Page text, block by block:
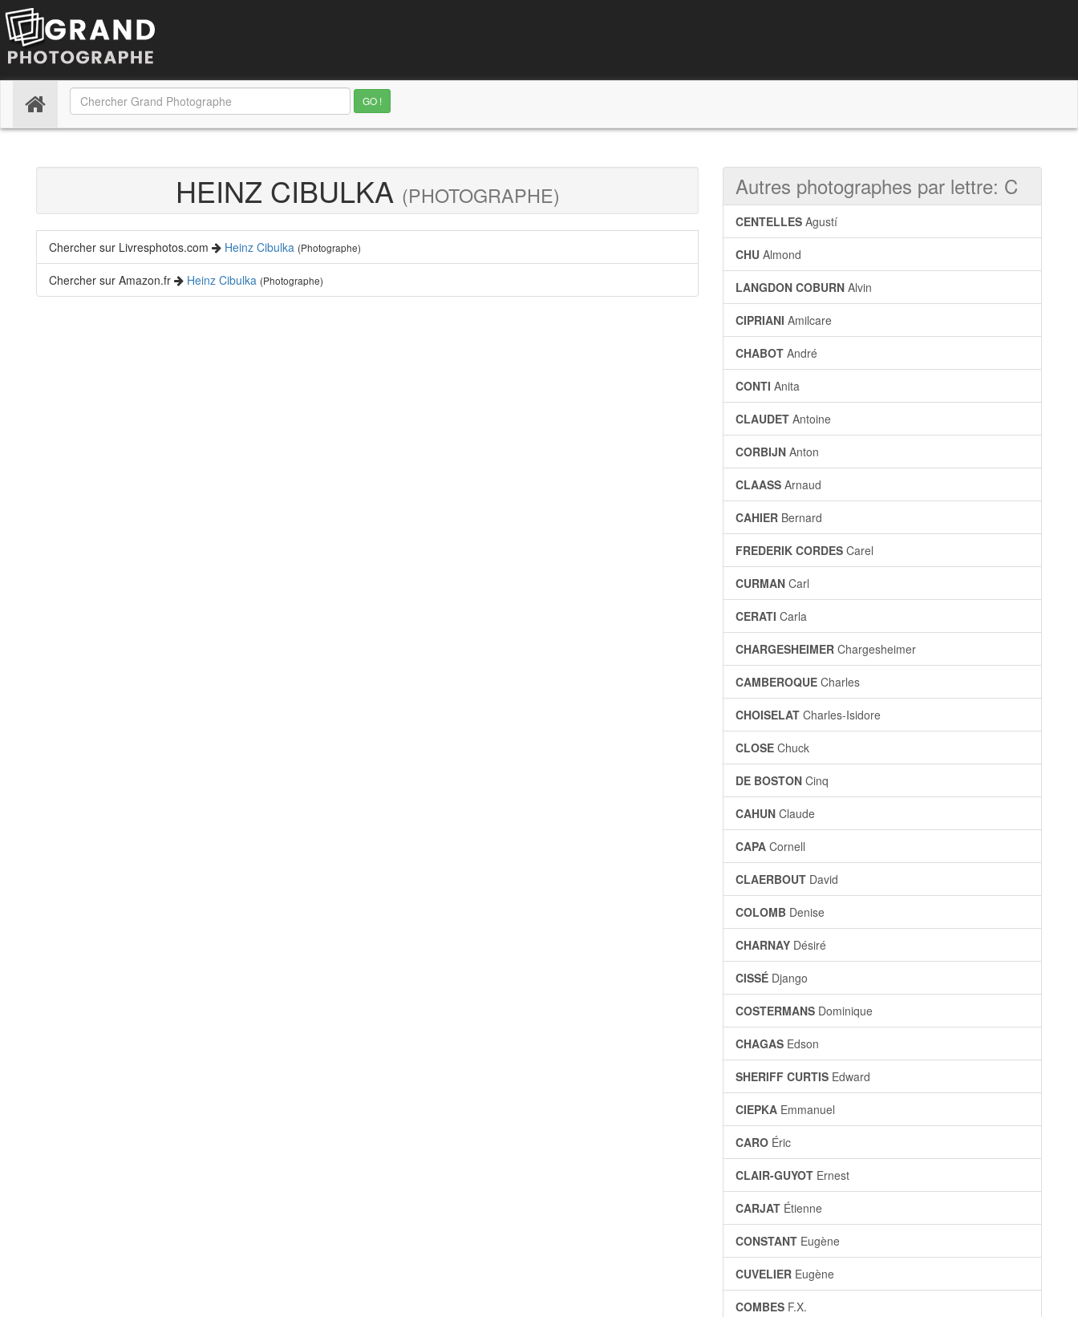
(current)
HEINZ CIBULKA (PHOTOGRAPHE)
Chercher sur Livresphotos.com Heinz Cibulka (Photographe)
Chercher sur Amazon.fr Heinz Cibulka (Photographe)
Autres photographes par lettre: C
CENTELLES Agustí
CHU Almond
LANGDON COBURN Alvin
CIPRIANI Amilcare
CHABOT André
CONTI Anita
CLAUDET Antoine
CORBIJN Anton
CLAASS Arnaud
CAHIER Bernard
FREDERIK CORDES Carel
CURMAN Carl
CERATI Carla
CHARGESHEIMER Chargesheimer
CAMBEROQUE Charles
CHOISELAT Charles-Isidore
CLOSE Chuck
DE BOSTON Cinq
CAHUN Claude
CAPA Cornell
CLAERBOUT David
COLOMB Denise
CHARNAY Désiré
CISSÉ Django
COSTERMANS Dominique
CHAGAS Edson
SHERIFF CURTIS Edward
CIEPKA Emmanuel
CARO Éric
CLAIR-GUYOT Ernest
CARJAT Étienne
CONSTANT Eugène
CUVELIER Eugène
COMBES F.X.